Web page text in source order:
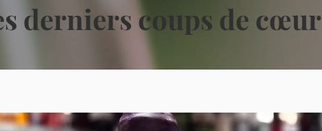
derniers coups de cœur